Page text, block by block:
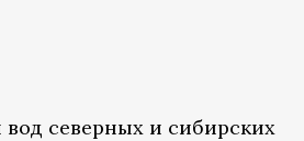
северных и сибирских